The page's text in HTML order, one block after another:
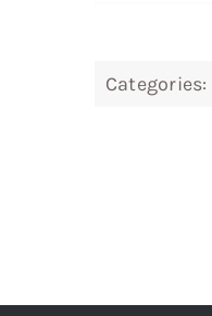
Categories: